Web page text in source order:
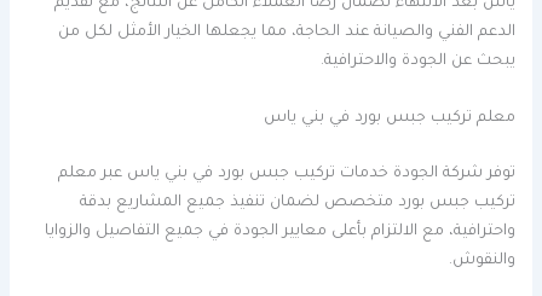
الدعم الفني والصيانة عند الحاجة، مما يجعلها الخيار الأمثل لكل من
يبحث عن الجودة والاحترافية.
معلم تركيب جبس بورد في بني ياس
توفر شركة الجودة خدمات تركيب جبس بورد في بني ياس عبر معلم
تركيب جبس بورد متخصص لضمان تنفيذ جميع المشاريع بدقة
واحترافية، مع الالتزام بأعلى معايير الجودة في جميع التفاصيل والزوايا
والنقوش.